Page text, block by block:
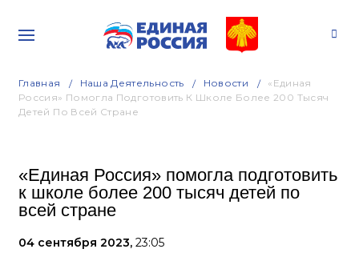
Главная Наша Деятельность Новости
«Единая
Россия» Помогла Подготовить К Школе Более 200 Тысяч
Детей По Всей Стране
«Единая Россия» помогла подготовить
к школе более 200 тысяч детей по
всей стране
04 сентября 2023, 23:05